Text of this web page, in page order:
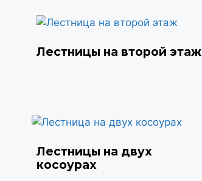
Лестницы на второй этаж
Лестницы на двух
косоурах